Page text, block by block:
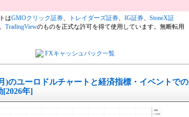
はGMOクリック証券、 トレイダーズ証券、 IG証券、 StoneX証
、 TradingViewのものを正式な許可を得て使用しています。無断転用
FXキャッシュバック一覧
)のユーロドルチャートと経済指標・イベントでの
[2026年]